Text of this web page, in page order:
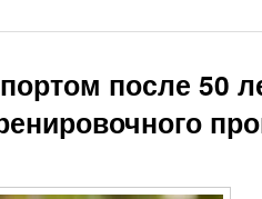
после 50